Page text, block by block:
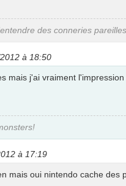
des conneries
à 18:50
mais j'ai vraiment
à 17:19
mais oui nintendo cache des